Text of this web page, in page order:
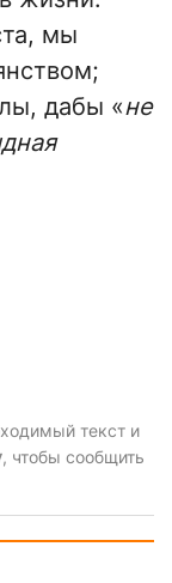
мы
дабы «не
текст и
, чтобы сообщить